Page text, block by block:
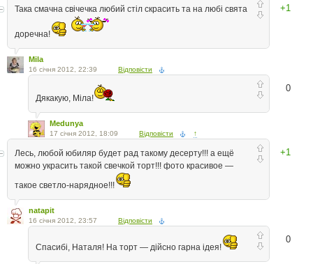
+1
Така смачна свічечка любий стіл скрасить та на любі свята
доречна!
Mila
16 січня 2012, 22:39 Відповісти
0
Дякакую, Міла!
Medunya
17 січня 2012, 18:09 Відповісти ↑
+1
Лесь, любой юбиляр будет рад такому десерту!!! а ещё
можно украсить такой свечкой торт!!! фото красивое —
такое светло-нарядное!!!
natapit
16 січня 2012, 23:57 Відповісти
0
Спасибі, Наталя! На торт — дійсно гарна ідея!